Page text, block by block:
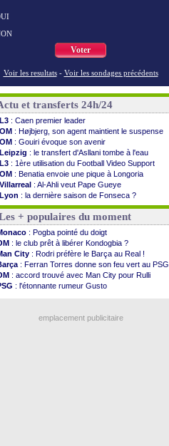
Voter
Voir les resultats - Voir les sondages précédents
et transferts 24h/24
L3 : Caen premier leader
OM : Højbjerg, son agent maintient le suspense
OM : Gouiri évoque son avenir
Leipzig : le transfert d'Asllani tombe à l'eau
L3 : 1ère utilisation du Football Video Support
OM : Benatia envoie une pique à Longoria
Villarreal : Al-Ahli veut Pape Gueye
Lyon : la dernière saison de Fonseca ?
OM: un nouveau prétendant pour Højbjerg
Brest: un gardien norvégien en approche ?
OM: McCourt a versé 120 M€ en 2026
PSG: 4 retours dans le groupe face à Man Utd ...
Nice: Kevin Carlos va partir en Italie
L1: prison avec sursis requis contre un arbitre
Leganés: c'est signé pour Luca Zidane (off.)
Atletico: Ruggeri en route pour Aston Villa
Monaco: Filipe Luis soutient Biereth
: Naples vise Gabriel Jesus
+ populaires du moment
: Pogba pointé du doigt
: le club prêt à libérer Kondogbia ?
City : Rodri préfère le Barça au Real !
: Ferran Torres donne son feu vert au PSG
: accord trouvé avec Man City pour Rulli
: l'étonnante rumeur Gusto
emplacement publicitaire